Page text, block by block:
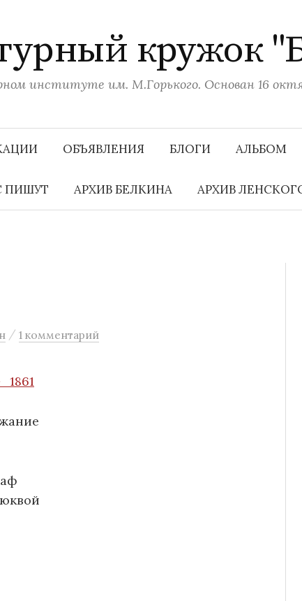
кружок
институте им. М.Горького. Основан 16
ОБЪЯВЛЕНИЯ БЛОГИ АЛЬБОМ
ПИШУТ АРХИВ БЕЛКИНА АРХИВ
/ 1 комментарий